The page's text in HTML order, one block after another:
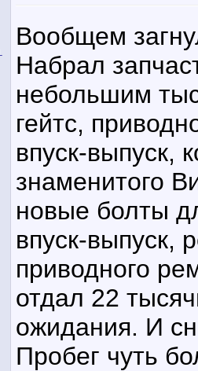
Вообщем
Набрал
небольшим
гейтс,
впуск-выпуск,
знаменитого
новые болты
впуск-выпуск,
приводного
отдал 22
ожидания. И
Пробег чуть